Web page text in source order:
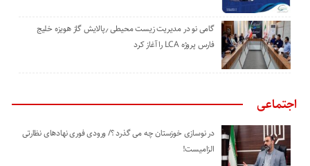
گامی نو در مدیریت زیست ‌محیطی ٫پالایش گاز هویزه خلیج
‌فارس پروژه LCA را آغاز کرد
اجتماعی
در نوسازی خوزستان چه می گذرد ؟/ ورودی فوری نهادهای نظارتی
الزامیست!